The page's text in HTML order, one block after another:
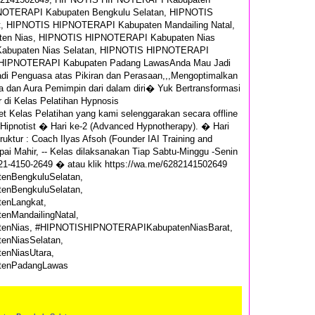
Kabupaten Bengkulu Selatan, HIPNOTIS
HIPNOTIS HIPNOTERAPI Kabupaten Mandailing Natal,
Nias, HIPNOTIS HIPNOTERAPI Kabupaten Nias
Nias Selatan, HIPNOTIS HIPNOTERAPI
Kabupaten Padang LawasAnda Mau Jadi
Penguasa atas Pikiran dan Perasaan,,,Mengoptimalkan
dan Aura Pemimpin dari dalam diri� Yuk Bertransformasi
di Kelas Pelatihan Hypnosis
Kelas Pelatihan yang kami selenggarakan secara offline
� Hari ke-2 (Advanced Hypnotherapy). � Hari
: Coach Ilyas Afsoh (Founder IAI Training and
Mahir, -- Kelas dilaksanakan Tiap Sabtu-Minggu -Senin
4150-2649 � atau klik https://wa.me/6282141502649
#HIPNOTISHIPNOTERAPIKabupatenNiasBarat,